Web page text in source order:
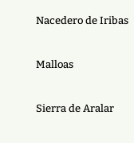
Nacedero de Iribas
Malloas
Sierra de Aralar